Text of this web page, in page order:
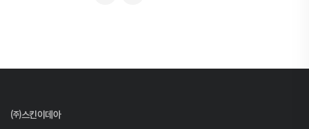
㈜스킨이데아